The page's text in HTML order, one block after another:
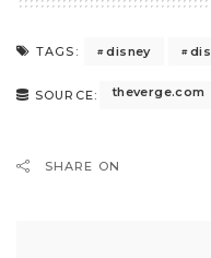
TAGS: disney
SOURCE: theverge.com
SHARE ON